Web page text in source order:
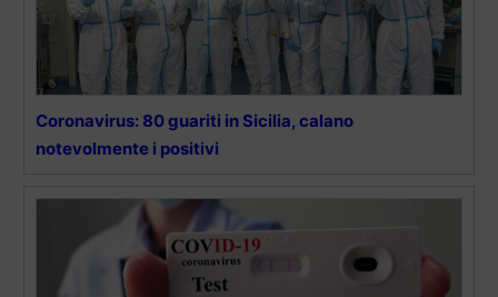
Coronavirus: 80 guariti in Sicilia, calano
notevolmente i positivi